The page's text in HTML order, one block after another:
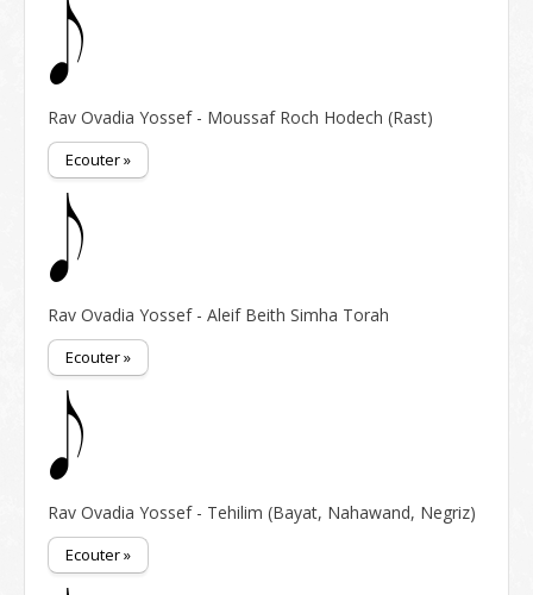
Rav Ovadia Yossef - Moussaf Roch Hodech (Rast)
Ecouter »
Rav Ovadia Yossef - Aleif Beith Simha Torah
Ecouter »
Rav Ovadia Yossef - Tehilim (Bayat, Nahawand, Negriz)
Ecouter »